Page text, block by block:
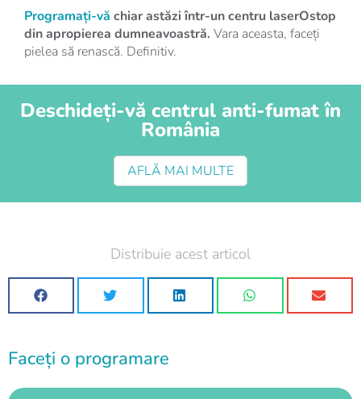
Programați-vă chiar astăzi într-un centru laserOstop
din apropierea dumneavoastră. Vara aceasta, faceți
pielea să renască. Definitiv.
Deschideți-vă centrul anti-fumat în
România
AFLĂ MAI MULTE
Distribuie acest articol
Faceți o programare